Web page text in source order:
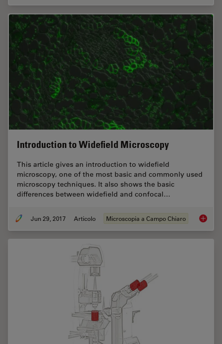
Introduction to Widefield Microscopy
This article gives an introduction to widefield
microscopy, one of the most basic and commonly used
microscopy techniques. It also shows the basic
differences between widefield and confocal…
Jun 29, 2017 Articolo Microscopia a Campo Chiaro